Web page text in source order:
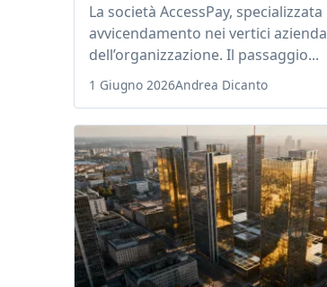
La società AccessPay,
avvicendamento nei vertici
dell’organizzazione. Il passaggio...
1 Giugno 2026Andrea Dicanto